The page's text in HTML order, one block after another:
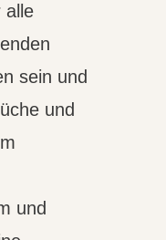
alle
sein und
und
und